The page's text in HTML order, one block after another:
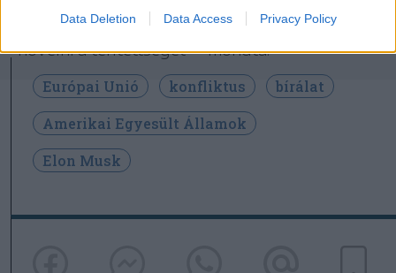
Data Deletion Data Access Privacy Policy
videóról van szó”. Megpróbálták „mesterségesen
növelni a terítettséget” – mondta.
Európai Unió konfliktus
bírálat
Amerikai Egyesült Államok
Elon Musk